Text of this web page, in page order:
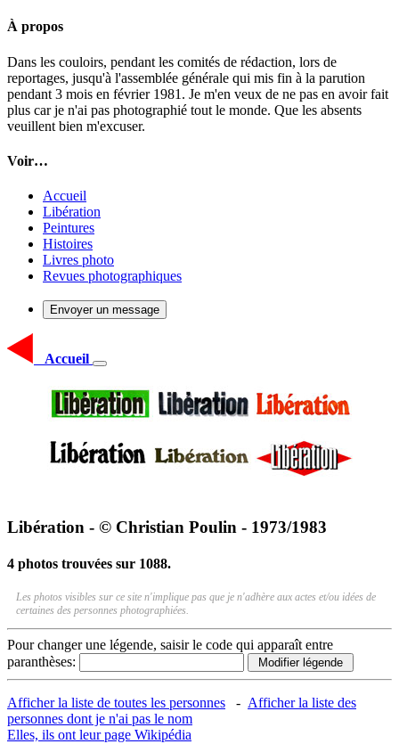
À propos
Dans les couloirs, pendant les comités de rédaction, lors de
reportages, jusqu'à l'assemblée générale qui mis fin à la parution
pendant 3 mois en février 1981. Je m'en veux de ne pas en avoir fait
plus car je n'ai pas photographié tout le monde. Que les absents
veuillent bien m'excuser.
Voir…
Accueil
Libération
Peintures
Histoires
Livres photo
Revues photographiques
Envoyer un message
Accueil
Libération - © Christian Poulin - 1973/1983
4 photos trouvées sur 1088.
Les photos visibles sur ce site n'implique pas que je n'adhère aux actes et/ou idées de
certaines des personnes photographiées.
Pour changer une légende, saisir le code qui apparaît entre
paranthèses:
Afficher la liste de toutes les personnes - Afficher la liste des
personnes dont je n'ai pas le nom
Elles, ils ont leur page Wikipédia